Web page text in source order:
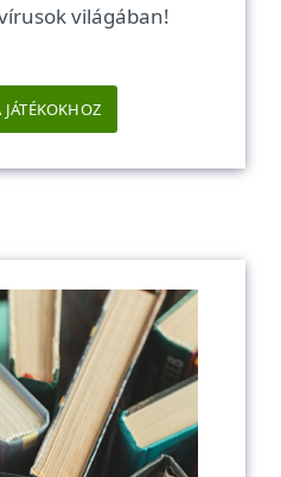
világában!
JÁTÉKOKHOZ